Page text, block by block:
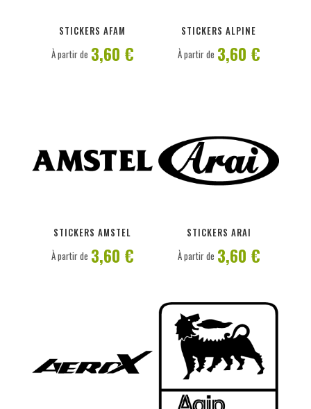
STICKERS AFAM
À partir de 3,60 €
STICKERS ALPINE
À partir de 3,60 €
STICKERS AMSTEL
À partir de 3,60 €
STICKERS ARAI
À partir de 3,60 €